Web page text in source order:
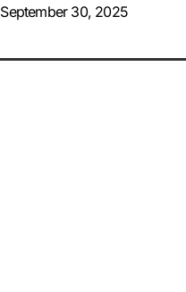
September 30, 2025